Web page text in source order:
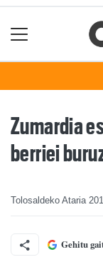
Zumardia
berriei
Tolosaldeko Ataria
Gehitu